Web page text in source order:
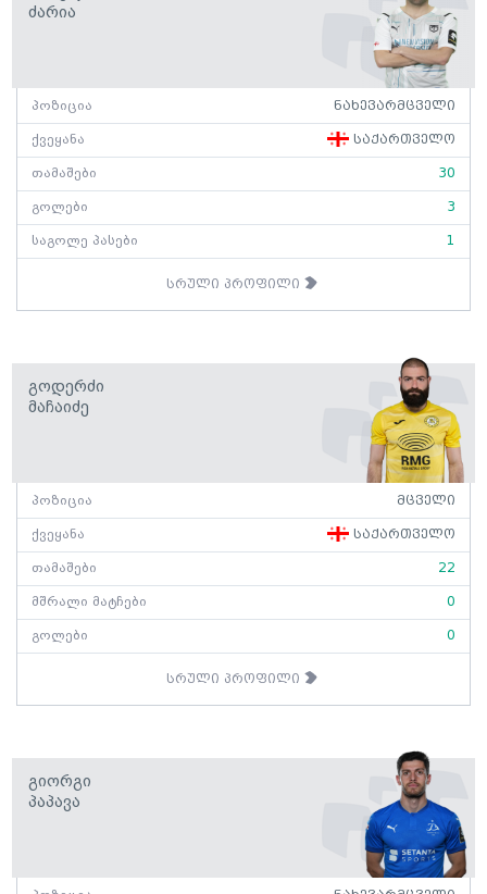
Ძარია
პოზიცია ნახევარმცველი
ქვეყანა საქართველო
თამაშები 30
გოლები 3
საგოლე პასები 1
სრული პროფილი
Გოდერძი
Მაჩაიძე
პოზიცია მცველი
ქვეყანა საქართველო
თამაშები 22
მშრალი მატჩები 0
გოლები 0
სრული პროფილი
Გიორგი
Პაპავა